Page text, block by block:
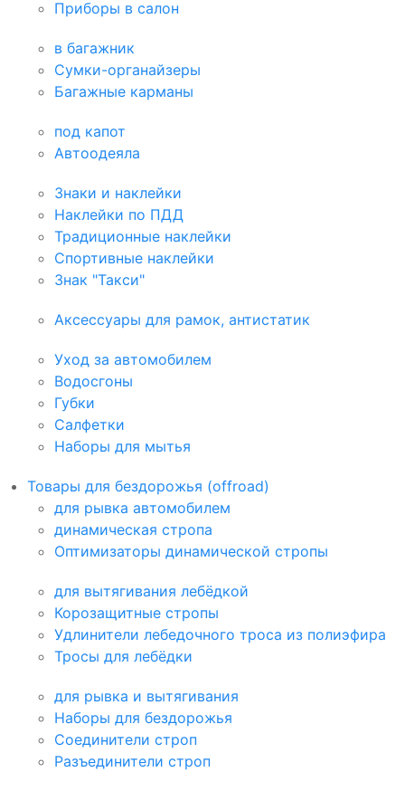
Приборы в салон
в багажник
Сумки-органайзеры
Багажные карманы
под капот
Автоодеяла
Знаки и наклейки
Наклейки по ПДД
Традиционные наклейки
Спортивные наклейки
Знак "Такси"
Аксессуары для рамок, антистатик
Уход за автомобилем
Водосгоны
Губки
Салфетки
Наборы для мытья
Товары для бездорожья (offroad)
для рывка автомобилем
динамическая стропа
Оптимизаторы динамической стропы
для вытягивания лебёдкой
Корозащитные стропы
Удлинители лебедочного троса из полиэфира
Тросы для лебёдки
для рывка и вытягивания
Наборы для бездорожья
Соединители строп
Разъединители строп